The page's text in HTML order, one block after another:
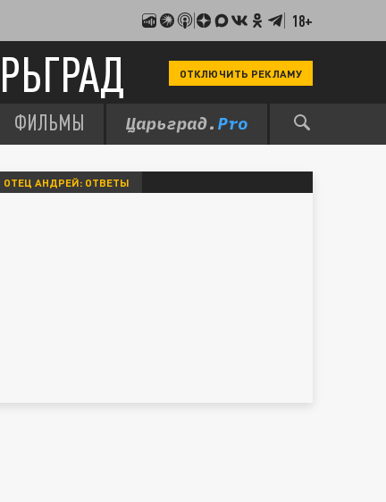
18+
ОТКЛЮЧИТЬ РЕКЛАМУ
ФИЛЬМЫ
ОТЕЦ АНДРЕЙ: ОТВЕТЫ